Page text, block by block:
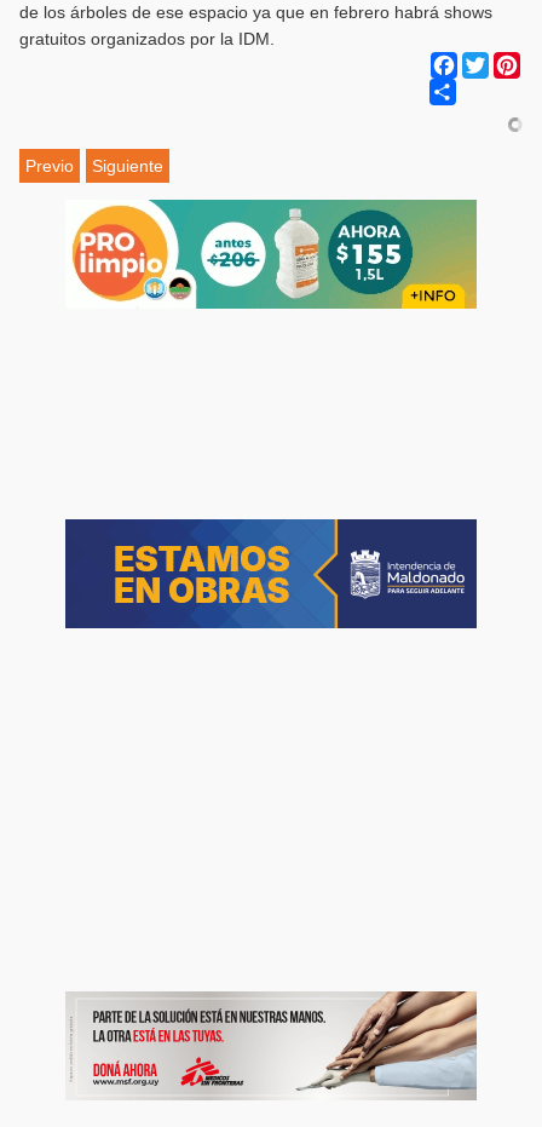
de los árboles de ese espacio ya que en febrero habrá shows
gratuitos organizados por la IDM.
Facebook
Twitter
Previo Siguiente